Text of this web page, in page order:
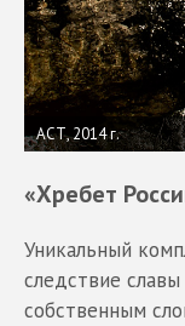
АСТ, 2014 г.
«Хребет
Уникальный
следствие
собственным